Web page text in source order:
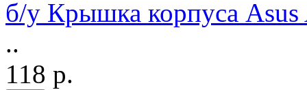
б/у Крышка корпуса
..
118 р.